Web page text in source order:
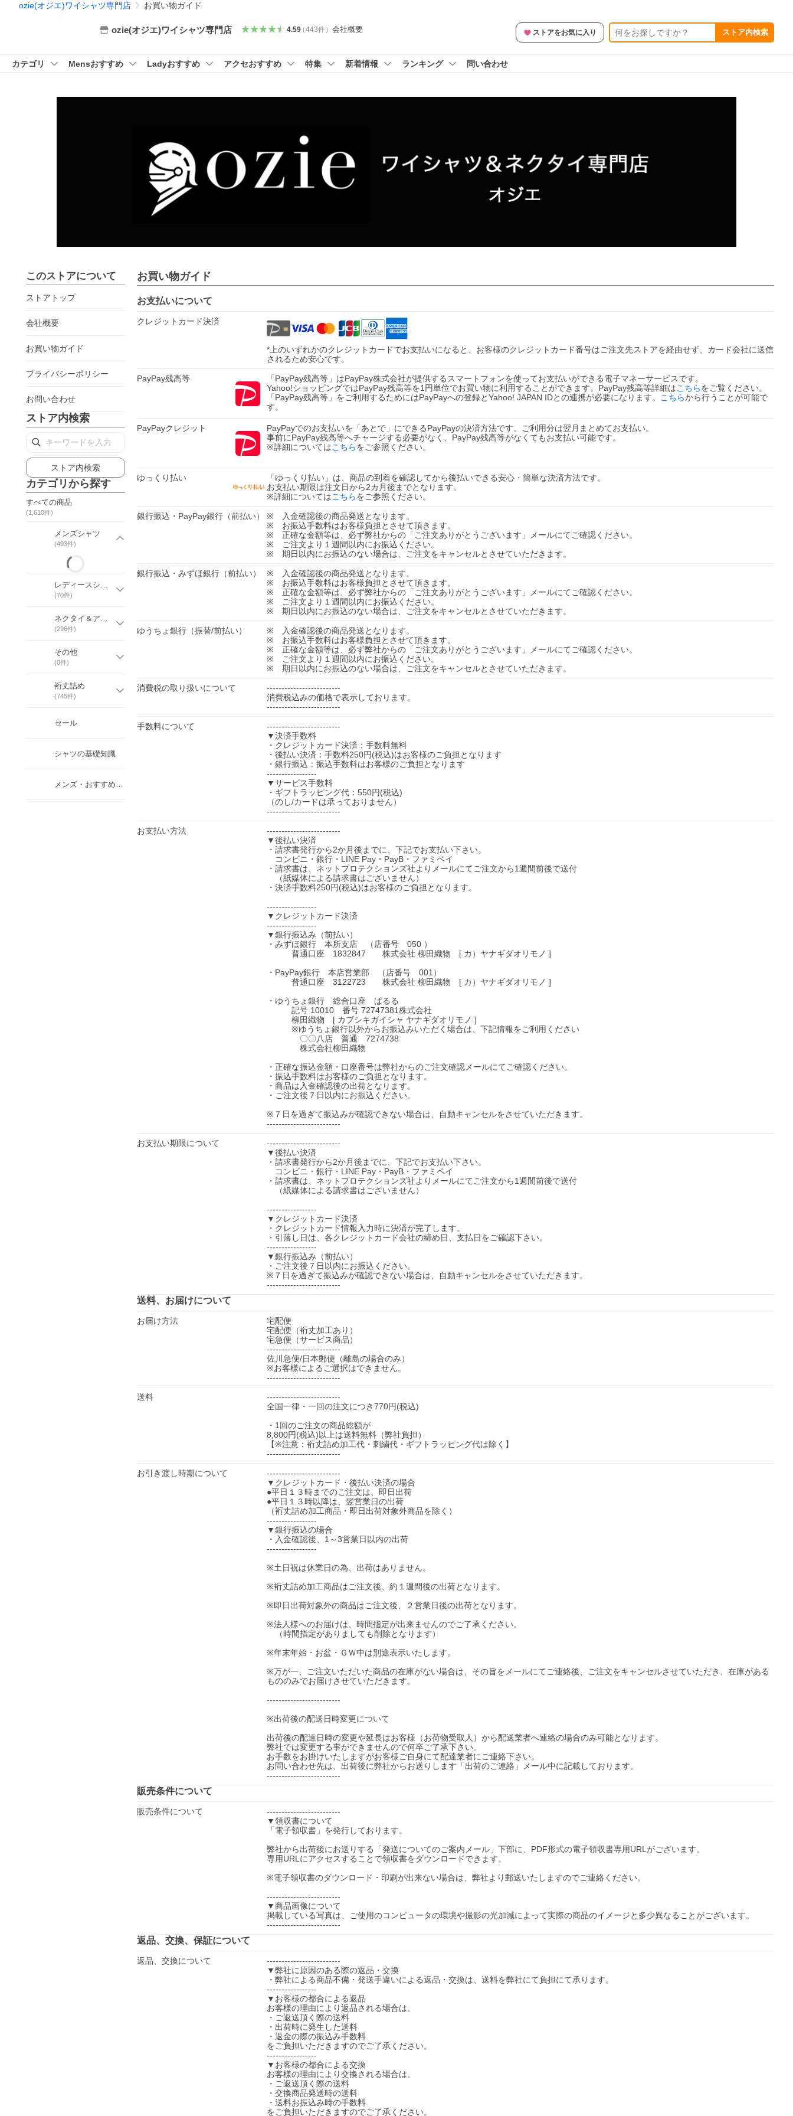
ozie(オジエ)ワイシャツ専門店 お買い物ガイド
ozie(オジエ)ワイシャツ専門店 4.59（443件） 会社概要 ストアをお気に入り ストア内検索
カテゴリ Mensおすすめ Ladyおすすめ アクセおすすめ 特集 新着情報 ランキング 問い合わせ
このストアについて
ストアトップ
会社概要
お買い物ガイド
プライバシーポリシー
お問い合わせ
ストア内検索
ストア内検索
カテゴリから探す
すべての商品
(1,610件)
メンズシャツ
(493件)
レディースシャツ
(70件)
ネクタイ＆アクセサリー
(296件)
その他
(0件)
裄丈詰め
(745件)
セール
シャツの基礎知識
お買い物ガイド
お支払いについて
クレジットカード決済
*上のいずれかのクレジットカードでお支払いになると、お客様のクレジットカード番号はご注文先ストアを経由せず、カード会社に送信
されるため安心です。
PayPay残高等
「PayPay残高等」はPayPay株式会社が提供するスマートフォンを使ってお支払いができる電子マネーサービスです。
Yahoo!ショッピングではPayPay残高等を1円単位でお買い物に利用することができます。PayPay残高等詳細はこちらをご覧ください。
「PayPay残高等」をご利用するためにはPayPayへの登録とYahoo! JAPAN IDとの連携が必要になります。
こちらから行うことが可能で
す。
PayPayクレジット
PayPayでのお支払いを「あとで」にできるPayPayの決済方法です。ご利用分は翌月まとめてお支払い。
事前にPayPay残高等へチャージする必要がなく、PayPay残高等がなくてもお支払い可能です。
※詳細についてはこちらをご参照ください。
ゆっくり払い
「ゆっくり払い」は、商品の到着を確認してから後払いできる安心・簡単な決済方法です。
お支払い期限は注文日から2カ月後までとなります。
※詳細についてはこちらをご参照ください。
銀行振込・PayPay銀行（前払い）
※ 入金確認後の商品発送となります。
※ お振込手数料はお客様負担とさせて頂きます。
※ 正確な金額等は、必ず弊社からの「ご注文ありがとうございます」メールにてご確認ください。
※ ご注文より１週間以内にお振込ください。
※ 期日以内にお振込のない場合は、ご注文をキャンセルとさせていただきます。
銀行振込・みずほ銀行（前払い）
※ 入金確認後の商品発送となります。
※ お振込手数料はお客様負担とさせて頂きます。
※ 正確な金額等は、必ず弊社からの「ご注文ありがとうございます」メールにてご確認ください。
※ ご注文より１週間以内にお振込ください。
※ 期日以内にお振込のない場合は、ご注文をキャンセルとさせていただきます。
ゆうちょ銀行（振替/前払い）
※ 入金確認後の商品発送となります。
※ お振込手数料はお客様負担とさせて頂きます。
※ 正確な金額等は、必ず弊社からの「ご注文ありがとうございます」メールにてご確認ください。
※ ご注文より１週間以内にお振込ください。
※ 期日以内にお振込のない場合は、ご注文をキャンセルとさせていただきます。
消費税の取り扱いについて
-------------------------
消費税込みの価格で表示しております。
-------------------------
手数料について
-------------------------
▼決済手数料
・クレジットカード決済：手数料無料
・後払い決済：手数料250円(税込)はお客様のご負担となります
・銀行振込：振込手数料はお客様のご負担となります
-----------------
▼サービス手数料
・ギフトラッピング代：550円(税込)
（のし/カードは承っておりません）
-------------------------
お支払い方法
-------------------------
▼後払い決済
・請求書発行から2か月後までに、下記でお支払い下さい。
コンビニ・銀行・LINE Pay・PayB・ファミペイ
・請求書は、ネットプロテクションズ社よりメールにてご注文から1週間前後で送付
（紙媒体による請求書はございません）
・決済手数料250円(税込)はお客様のご負担となります。
-----------------
▼クレジットカード決済
-----------------
▼銀行振込み（前払い）
・みずほ銀行　本所支店　（店番号　050 ）
普通口座　1832847　　株式会社 柳田織物　[ カ）ヤナギダオリモノ ]
・PayPay銀行　本店営業部　（店番号　001）
普通口座　3122723　　株式会社 柳田織物　[ カ）ヤナギダオリモノ ]
・ゆうちょ銀行　総合口座　ぱるる
記号 10010　番号 72747381株式会社
柳田織物　[ カブシキガイシャ ヤナギダオリモノ ]
※ゆうちょ銀行以外からお振込みいただく場合は、下記情報をご利用ください
〇〇八店　普通　7274738
株式会社柳田織物
・正確な振込金額・口座番号は弊社からのご注文確認メールにてご確認ください。
・振込手数料はお客様のご負担となります。
・商品は入金確認後の出荷となります。
・ご注文後７日以内にお振込ください。
※７日を過ぎて振込みが確認できない場合は、自動キャンセルをさせていただきます。
-------------------------
お支払い期限について
-------------------------
▼後払い決済
・請求書発行から2か月後までに、下記でお支払い下さい。
コンビニ・銀行・LINE Pay・PayB・ファミペイ
・請求書は、ネットプロテクションズ社よりメールにてご注文から1週間前後で送付
（紙媒体による請求書はございません）
-----------------
▼クレジットカード決済
・クレジットカード情報入力時に決済が完了します。
・引落し日は、各クレジットカード会社の締め日、支払日をご確認下さい。
-----------------
▼銀行振込み（前払い）
・ご注文後７日以内にお振込ください。
※７日を過ぎて振込みが確認できない場合は、自動キャンセルをさせていただきます。
-------------------------
送料、お届けについて
お届け方法
宅配便
宅配便（裄丈加工あり）
宅急便（サービス商品）
-------------------------
佐川急便/日本郵便（離島の場合のみ）
※お客様によるご選択はできません。
-------------------------
送料
-------------------------
全国一律・一回の注文につき770円(税込)
・1回のご注文の商品総額が
8,800円(税込)以上は送料無料（弊社負担）
【※注意：裄丈詰め加工代・刺繍代・ギフトラッピング代は除く】
-------------------------
お引き渡し時期について
-------------------------
▼クレジットカード・後払い決済の場合
●平日１３時までのご注文は、即日出荷
●平日１３時以降は、翌営業日の出荷
（裄丈詰め加工商品・即日出荷対象外商品を除く）
-----------------
▼銀行振込の場合
・入金確認後、1～3営業日以内の出荷
-----------------
※土日祝は休業日の為、出荷はありません。
※裄丈詰め加工商品はご注文後、約１週間後の出荷となります。
※即日出荷対象外の商品はご注文後、２営業日後の出荷となります。
※法人様へのお届けは、時間指定が出来ませんのでご了承ください。
（時間指定がありましても削除となります）
※年末年始・お盆・ＧＷ中は別途表示いたします。
※万が一、ご注文いただいた商品の在庫がない場合は、その旨をメールにてご連絡後、ご注文をキャンセルさせていただき、在庫がある
もののみでお届けさせていただきます。
-------------------------
※出荷後の配送日時変更について
出荷後の配達日時の変更や延長はお客様（お荷物受取人）から配送業者へ連絡の場合のみ可能となります。
弊社では変更する事ができませんので何卒ご了承下さい。
お手数をお掛けいたしますがお客様ご自身にて配達業者にご連絡下さい。
お問い合わせ先は、出荷後に弊社からお送りします「出荷のご連絡」メール中に記載しております。
-------------------------
販売条件について
販売条件について
-------------------------
▼領収書について
「電子領収書」を発行しております。
弊社から出荷後にお送りする「発送についてのご案内メール」下部に、PDF形式の電子領収書専用URLがございます。
専用URLにアクセスすることで領収書をダウンロードできます。
※電子領収書のダウンロード・印刷が出来ない場合は、弊社より郵送いたしますのでご連絡ください。
-------------------------
▼商品画像について
掲載している写真は、ご使用のコンピュータの環境や撮影の光加減によって実際の商品のイメージと多少異なることがございます。
-------------------------
返品、交換、保証について
返品、交換について
-------------------------
▼弊社に原因のある際の返品・交換
・弊社による商品不備・発送手違いによる返品・交換は、送料を弊社にて負担にて承ります。
-----------------
▼お客様の都合による返品
お客様の理由により返品される場合は、
・ご返送頂く際の送料
・出荷時に発生した送料
・返金の際の振込み手数料
をご負担いただきますのでご了承ください。
-----------------
▼お客様の都合による交換
お客様の理由により交換される場合は、
・ご返送頂く際の送料
・交換商品発送時の送料
・送料お振込み時の手数料
をご負担いただきますのでご了承ください。